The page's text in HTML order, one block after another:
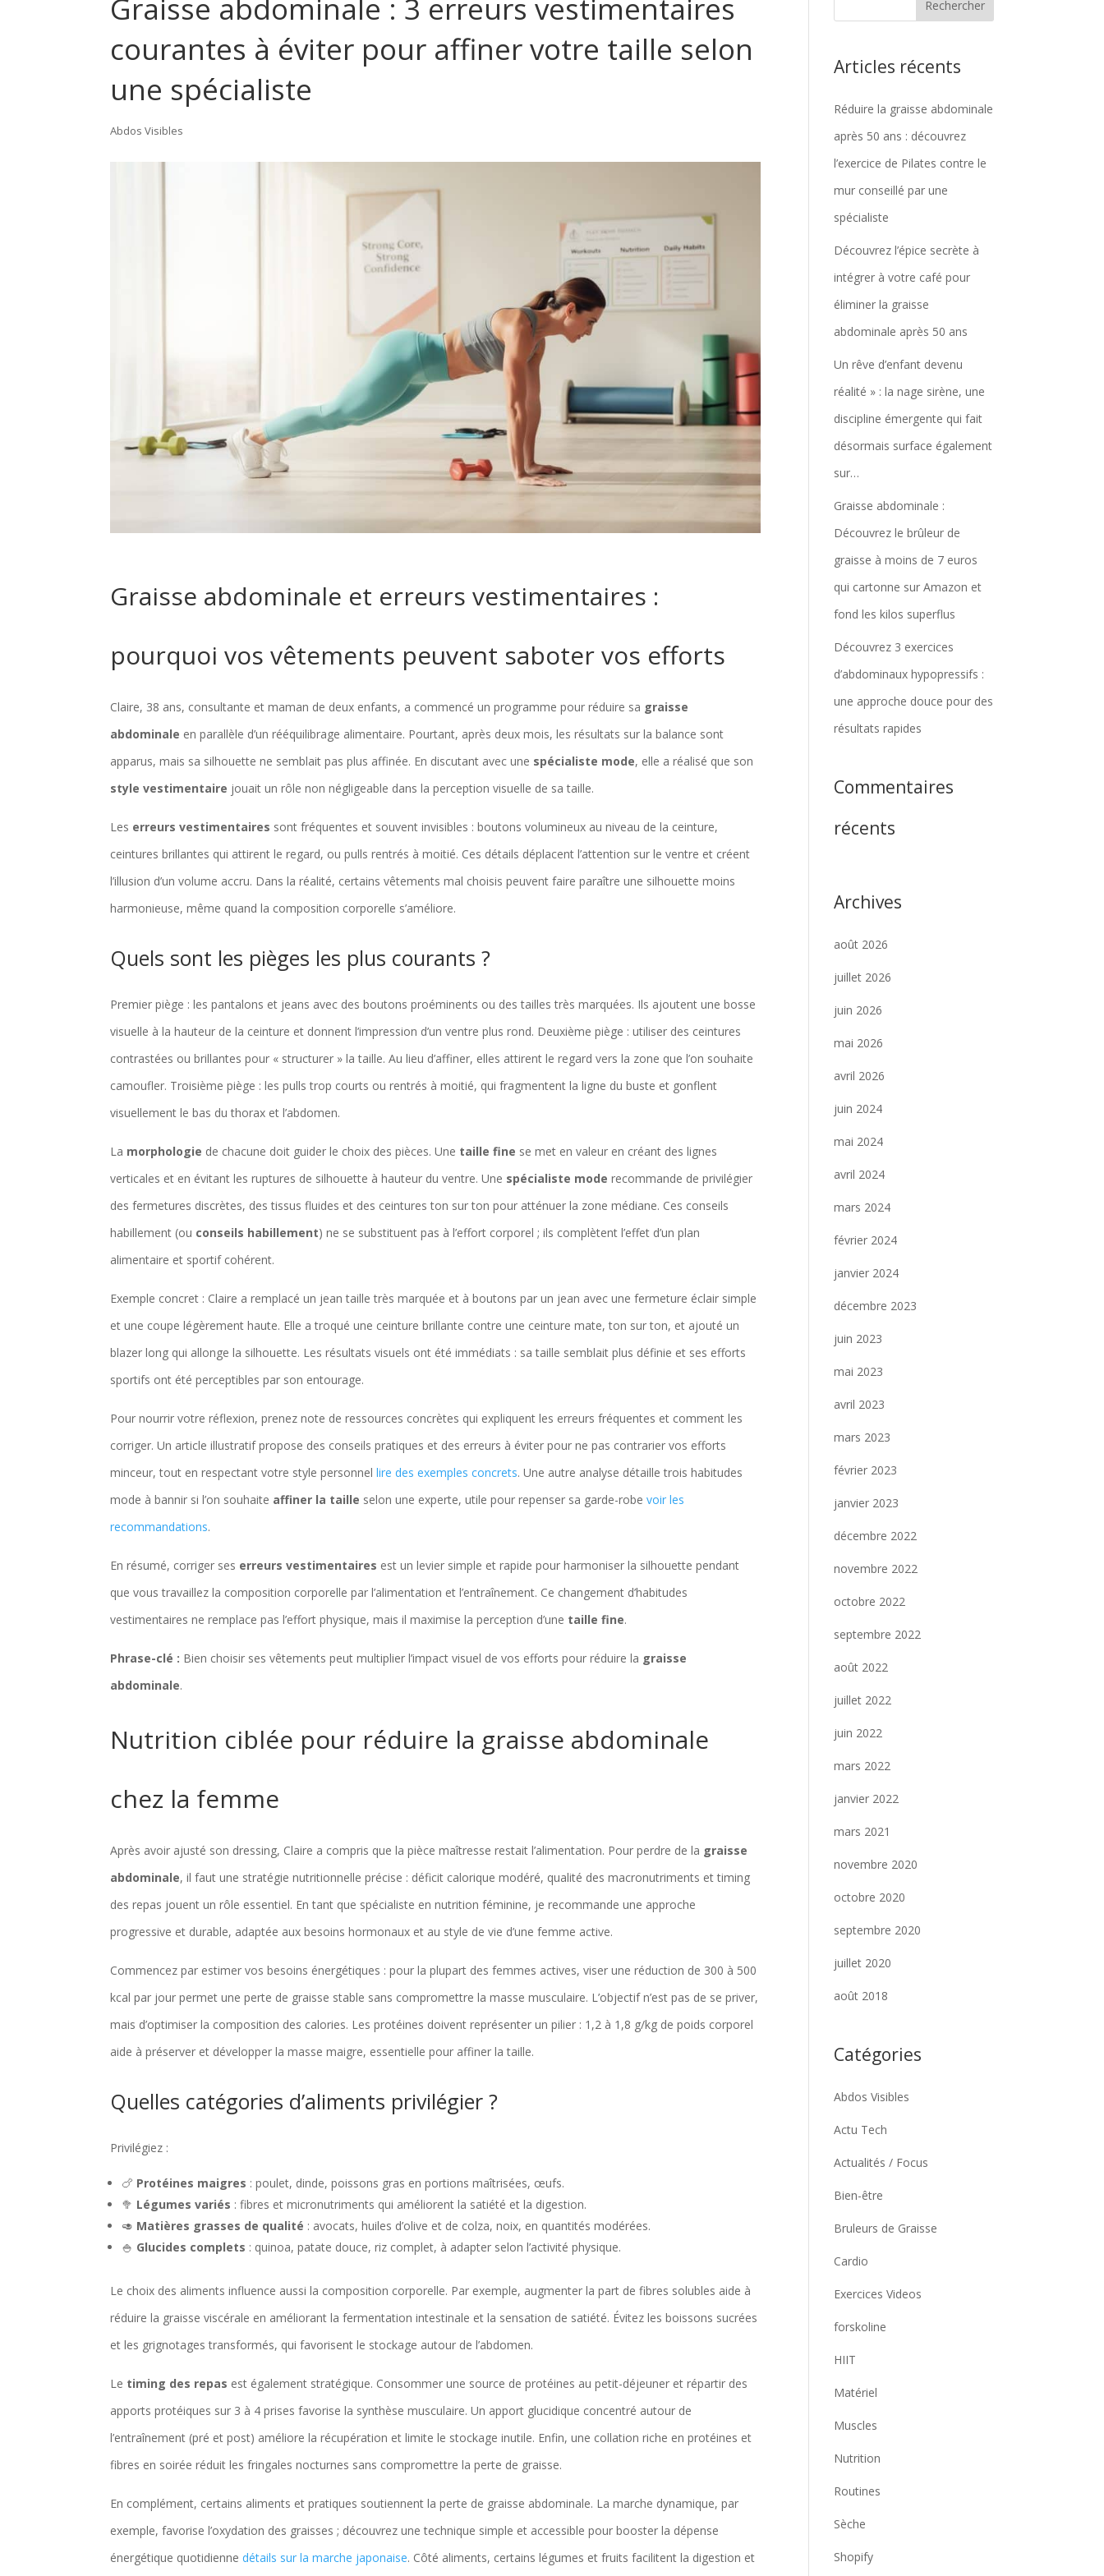
Graisse abdominale : 3 erreurs vestimentaires
courantes à éviter pour affiner votre taille selon
une spécialiste
Abdos Visibles
Graisse abdominale et erreurs vestimentaires :
pourquoi vos vêtements peuvent saboter vos efforts
Claire, 38 ans, consultante et maman de deux enfants, a commencé un programme pour réduire sa graisse
abdominale en parallèle d’un rééquilibrage alimentaire. Pourtant, après deux mois, les résultats sur la balance sont
apparus, mais sa silhouette ne semblait pas plus affinée. En discutant avec une spécialiste mode, elle a réalisé que son
style vestimentaire jouait un rôle non négligeable dans la perception visuelle de sa taille.
Les erreurs vestimentaires sont fréquentes et souvent invisibles : boutons volumineux au niveau de la ceinture,
ceintures brillantes qui attirent le regard, ou pulls rentrés à moitié. Ces détails déplacent l’attention sur le ventre et créent
l’illusion d’un volume accru. Dans la réalité, certains vêtements mal choisis peuvent faire paraître une silhouette moins
harmonieuse, même quand la composition corporelle s’améliore.
Quels sont les pièges les plus courants ?
Premier piège : les pantalons et jeans avec des boutons proéminents ou des tailles très marquées. Ils ajoutent une bosse
visuelle à la hauteur de la ceinture et donnent l’impression d’un ventre plus rond. Deuxième piège : utiliser des ceintures
contrastées ou brillantes pour « structurer » la taille. Au lieu d’affiner, elles attirent le regard vers la zone que l’on souhaite
camoufler. Troisième piège : les pulls trop courts ou rentrés à moitié, qui fragmentent la ligne du buste et gonflent
visuellement le bas du thorax et l’abdomen.
La morphologie de chacune doit guider le choix des pièces. Une taille fine se met en valeur en créant des lignes
verticales et en évitant les ruptures de silhouette à hauteur du ventre. Une spécialiste mode recommande de privilégier
des fermetures discrètes, des tissus fluides et des ceintures ton sur ton pour atténuer la zone médiane. Ces conseils
habillement (ou conseils habillement) ne se substituent pas à l’effort corporel ; ils complètent l’effet d’un plan
alimentaire et sportif cohérent.
Exemple concret : Claire a remplacé un jean taille très marquée et à boutons par un jean avec une fermeture éclair simple
et une coupe légèrement haute. Elle a troqué une ceinture brillante contre une ceinture mate, ton sur ton, et ajouté un
blazer long qui allonge la silhouette. Les résultats visuels ont été immédiats : sa taille semblait plus définie et ses efforts
sportifs ont été perceptibles par son entourage.
Pour nourrir votre réflexion, prenez note de ressources concrètes qui expliquent les erreurs fréquentes et comment les
corriger. Un article illustratif propose des conseils pratiques et des erreurs à éviter pour ne pas contrarier vos efforts
minceur, tout en respectant votre style personnellire des exemples concrets. Une autre analyse détaille trois habitudes
mode à bannir si l’on souhaite affiner la taille selon une experte, utile pour repenser sa garde-robevoir les
recommandations.
En résumé, corriger ses erreurs vestimentaires est un levier simple et rapide pour harmoniser la silhouette pendant
que vous travaillez la composition corporelle par l’alimentation et l’entraînement. Ce changement d’habitudes
vestimentaires ne remplace pas l’effort physique, mais il maximise la perception d’une taille fine.
Phrase-clé : Bien choisir ses vêtements peut multiplier l’impact visuel de vos efforts pour réduire la graisse
abdominale.
Nutrition ciblée pour réduire la graisse abdominale
chez la femme
Après avoir ajusté son dressing, Claire a compris que la pièce maîtresse restait l’alimentation. Pour perdre de la graisse
abdominale, il faut une stratégie nutritionnelle précise : déficit calorique modéré, qualité des macronutriments et timing
des repas jouent un rôle essentiel. En tant que spécialiste en nutrition féminine, je recommande une approche
progressive et durable, adaptée aux besoins hormonaux et au style de vie d’une femme active.
Commencez par estimer vos besoins énergétiques : pour la plupart des femmes actives, viser une réduction de 300 à 500
kcal par jour permet une perte de graisse stable sans compromettre la masse musculaire. L’objectif n’est pas de se priver,
mais d’optimiser la composition des calories. Les protéines doivent représenter un pilier : 1,2 à 1,8 g/kg de poids corporel
aide à préserver et développer la masse maigre, essentielle pour affiner la taille.
Quelles catégories d’aliments privilégier ?
Privilégiez :
🍗 Protéines maigres : poulet, dinde, poissons gras en portions maîtrisées, œufs.
🥦 Légumes variés : fibres et micronutriments qui améliorent la satiété et la digestion.
🥑 Matières grasses de qualité : avocats, huiles d’olive et de colza, noix, en quantités modérées.
🍚 Glucides complets : quinoa, patate douce, riz complet, à adapter selon l’activité physique.
Le choix des aliments influence aussi la composition corporelle. Par exemple, augmenter la part de fibres solubles aide à
réduire la graisse viscérale en améliorant la fermentation intestinale et la sensation de satiété. Évitez les boissons sucrées
et les grignotages transformés, qui favorisent le stockage autour de l’abdomen.
Le timing des repas est également stratégique. Consommer une source de protéines au petit-déjeuner et répartir des
apports protéiques sur 3 à 4 prises favorise la synthèse musculaire. Un apport glucidique concentré autour de
l’entraînement (pré et post) améliore la récupération et limite le stockage inutile. Enfin, une collation riche en protéines et
fibres en soirée réduit les fringales nocturnes sans compromettre la perte de graisse.
En complément, certains aliments et pratiques soutiennent la perte de graisse abdominale. La marche dynamique, par
exemple, favorise l’oxydation des graisses ; découvrez une technique simple et accessible pour booster la dépense
énergétique quotidiennedétails sur la marche japonaise. Côté aliments, certains légumes et fruits facilitent la digestion et
Articles récents
Réduire la graisse abdominale
après 50 ans : découvrez
l’exercice de Pilates contre le
mur conseillé par une
spécialiste
Découvrez l’épice secrète à
intégrer à votre café pour
éliminer la graisse
abdominale après 50 ans
Un rêve d’enfant devenu
réalité » : la nage sirène, une
discipline émergente qui fait
désormais surface également
sur…
Graisse abdominale :
Découvrez le brûleur de
graisse à moins de 7 euros
qui cartonne sur Amazon et
fond les kilos superflus
Découvrez 3 exercices
d’abdominaux hypopressifs :
une approche douce pour des
résultats rapides
Commentaires
récents
Archives
août 2026
juillet 2026
juin 2026
mai 2026
avril 2026
juin 2024
mai 2024
avril 2024
mars 2024
février 2024
janvier 2024
décembre 2023
juin 2023
mai 2023
avril 2023
mars 2023
février 2023
janvier 2023
décembre 2022
novembre 2022
octobre 2022
septembre 2022
août 2022
juillet 2022
juin 2022
mars 2022
janvier 2022
mars 2021
novembre 2020
octobre 2020
septembre 2020
juillet 2020
août 2018
Catégories
Abdos Visibles
Actu Tech
Actualités / Focus
Bien-être
Bruleurs de Graisse
Cardio
Exercices Videos
forskoline
HIIT
Matériel
Muscles
Nutrition
Routines
Sèche
Shopify